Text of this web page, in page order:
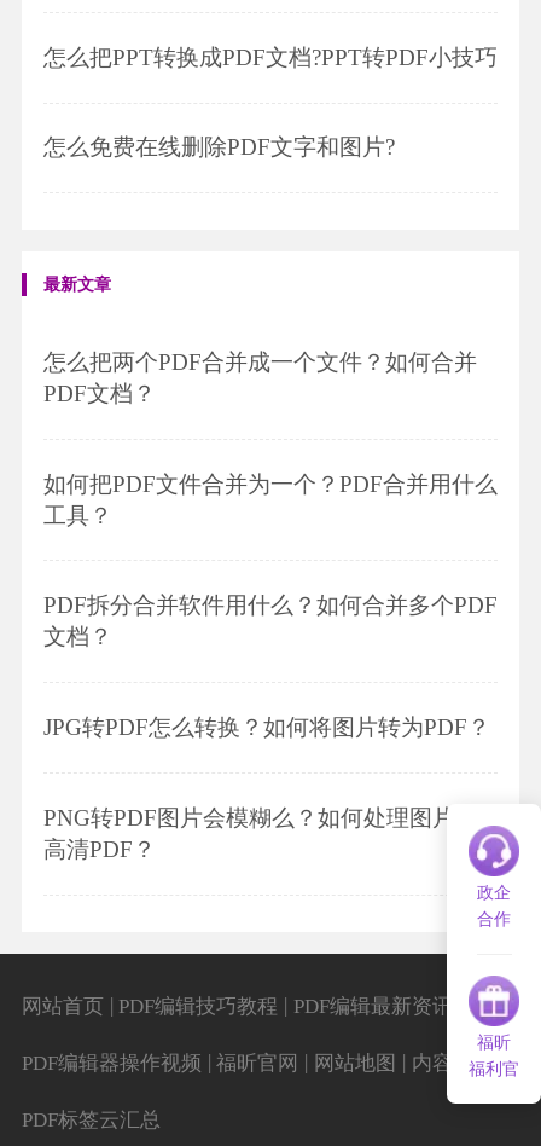
怎么把PPT转换成PDF文档?PPT转PDF小技巧
怎么免费在线删除PDF文字和图片?
最新文章
怎么把两个PDF合并成一个文件？如何合并
PDF文档？
如何把PDF文件合并为一个？PDF合并用什么
工具？
PDF拆分合并软件用什么？如何合并多个PDF
文档？
JPG转PDF怎么转换？如何将图片转为PDF？
PNG转PDF图片会模糊么？如何处理图片转
高清PDF？
政企
合作
福昕
福利官
网站首页 PDF编辑技巧教程 PDF编辑最新资讯
PDF编辑器操作视频 福昕官网 网站地图 内容导航 |
PDF标签云汇总